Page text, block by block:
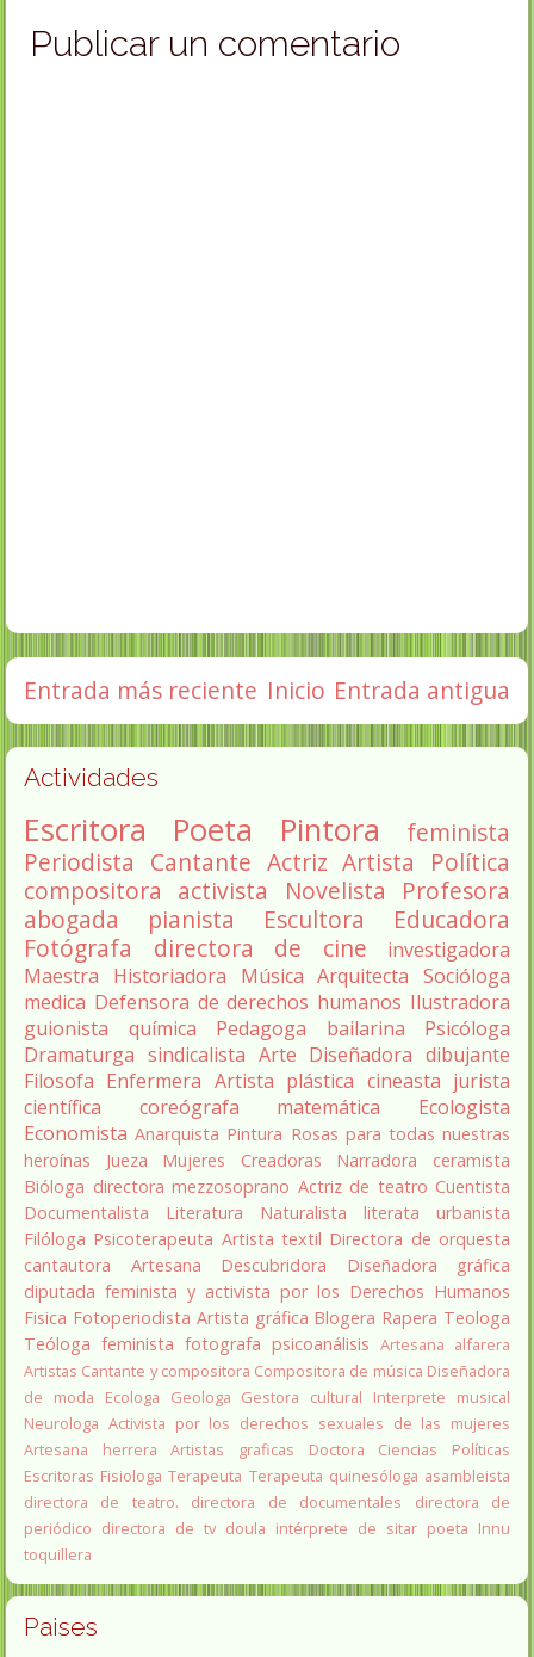
Publicar un comentario
Entrada más reciente Entrada antigua
Inicio
Actividades
Escritora Poeta Pintora
feminista
Periodista Cantante Actriz Artista
Política
compositora activista Novelista
Profesora
abogada
pianista Escultora
Educadora
Fotógrafa
directora de cine
investigadora
Maestra
Historiadora Música Arquitecta Socióloga
medica Defensora de derechos humanos Ilustradora
guionista
química Pedagoga bailarina
Psicóloga
Dramaturga sindicalista Arte Diseñadora dibujante
Filosofa Enfermera Artista plástica cineasta jurista
científica
coreógrafa matemática
Ecologista
Economista Anarquista Pintura Rosas para todas nuestras
heroínas
Jueza Mujeres Creadoras Narradora
ceramista
Bióloga directora mezzosoprano Actriz de teatro Cuentista
Documentalista
Literatura Naturalista literata
urbanista
Filóloga Psicoterapeuta Artista textil Directora de orquesta
cantautora
Artesana Descubridora
Diseñadora gráfica
diputada feminista y activista por los Derechos Humanos
Fisica Fotoperiodista Artista gráfica Blogera Rapera Teologa
Teóloga feminista fotografa psicoanálisis Artesana alfarera
Artistas Cantante y compositora Compositora de música Diseñadora
de moda
Ecologa Geologa Gestora cultural
Interprete musical
Neurologa Activista por los derechos sexuales de las mujeres
Artesana herrera
Artistas graficas
Doctora Ciencias Políticas
Escritoras Fisiologa Terapeuta Terapeuta quinesóloga asambleista
directora de teatro.
directora de documentales
directora de
periódico directora de tv doula intérprete de sitar poeta Innu
toquillera
Paises